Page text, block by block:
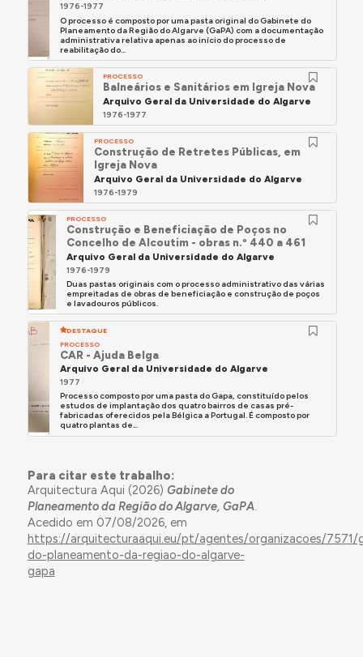
1976-1977
O processo é composto por uma pasta original do Gabinete do
Planeamento da Região do Algarve (GaPA) com a documentação
administrativa relativa apenas ao início do processo de
reabilitação do...
PROCESSO
Balneários e Sanitários em Igreja Nova
Arquivo Geral da Universidade do Algarve
1976-1977
PROCESSO
Construção de Retretes Públicas, em
Igreja Nova
Arquivo Geral da Universidade do Algarve
1976-1979
PROCESSO
Construção e Beneficiação de Poços no
Concelho de Alcoutim - obras n.º 440 a 461
Arquivo Geral da Universidade do Algarve
1976-1979
Duas pastas originais com o processo administrativo das várias
empreitadas de obras de beneficiação e construção de poços
e lavadouros públicos.
DESTAQUE
PROCESSO
CAR - Ajuda Belga
Arquivo Geral da Universidade do Algarve
1977
Processo composto por uma pasta do Gapa, constituído pelos
estudos de implantação dos quatro bairros de casas pré-
fabricadas oferecidos pela Bélgica a Portugal. É composto por
quatro plantas de...
Para citar este trabalho:
Arquitectura Aqui (2026) Gabinete do
Planeamento da Região do Algarve, GaPA
Acedido em 07/08/2026, em
https://arquitecturaaqui.eu/pt/agentes/organizacoes/7571/
do-planeamento-da-regiao-do-algarve-
gapa